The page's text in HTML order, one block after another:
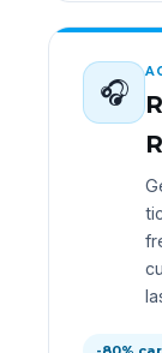
🎧